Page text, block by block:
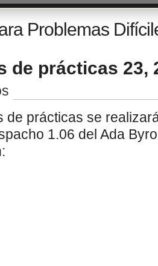
Problemas
de prácticas 23,
de prácticas se
1.06 del Ada